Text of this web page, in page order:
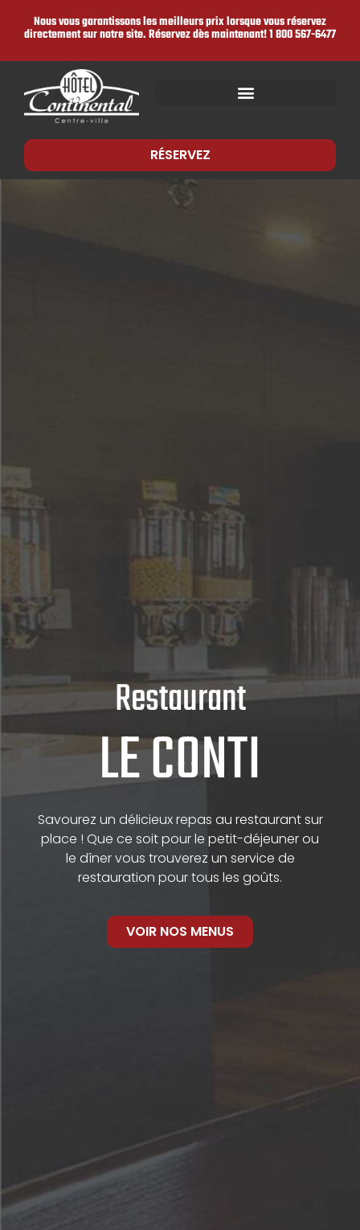
Nous vous garantissons les meilleurs prix lorsque vous réservez
directement sur notre site. Réservez dès maintenant!1 800 567-6477
RÉSERVEZ
Restaurant
LE CONTI
Savourez un délicieux repas au restaurant sur
place ! Que ce soit pour le petit-déjeuner ou
le dîner vous trouverez un service de
restauration pour tous les goûts.
VOIR NOS MENUS